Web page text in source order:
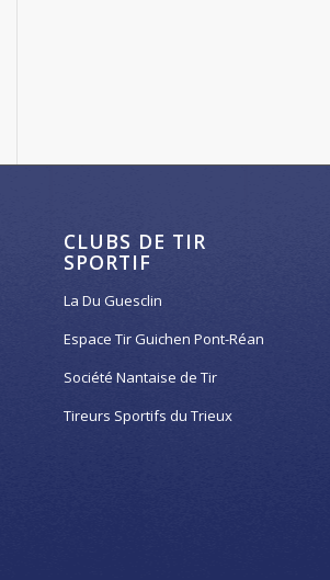
CLUBS DE TIR
SPORTIF
La Du Guesclin
Espace Tir Guichen Pont-Réan
Société Nantaise de Tir
Tireurs Sportifs du Trieux